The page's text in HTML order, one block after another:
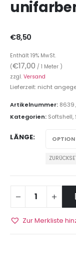
€8,50
Enthält 19% MwSt.
(€17,00 / 1 Meter )
zzgl. Versand
Lieferzeit: nicht
Artikelnummer:
Kategorien: Softshell,
LÄNGE
Zur Merkliste